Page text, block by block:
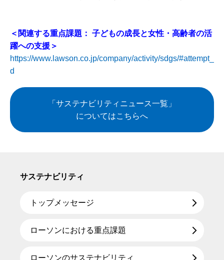
＜関連する重点課題： 子どもの成長と女性・高齢者の活
躍への支援＞
https://www.lawson.co.jp/company/activity/sdgs/#attempt_
d
「サステナビリティニュース一覧」
についてはこちらへ
サステナビリティ
トップメッセージ
ローソンにおける重点課題
ローソンのサステナビリティ